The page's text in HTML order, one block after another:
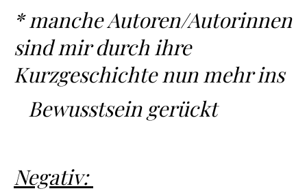
* manche Autoren/Autorinnen
sind mir durch ihre
Kurzgeschichte nun mehr ins
Bewusstsein gerückt
Negativ: